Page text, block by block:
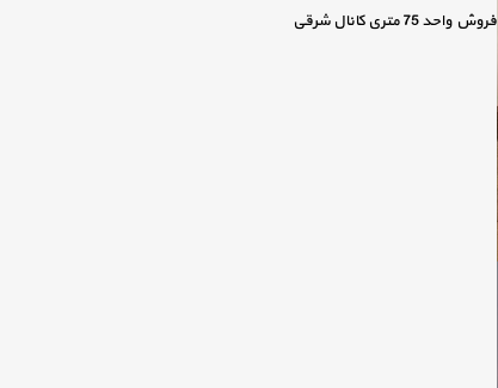
فروش واحد 75 متری کانال شرقی